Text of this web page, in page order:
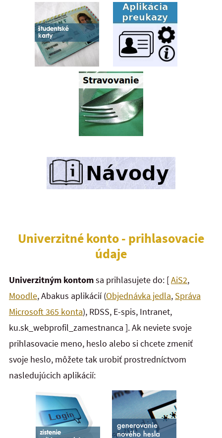
Univerzitné konto - prihlasovacie
údaje
Univerzitným kontomsa prihlasujete do: [AiS2,
Moodle, Abakus aplikácií (Objednávka jedla, Správa
Microsoft 365 konta), RDSS, E-spis, Intranet,
ku.sk_webprofil_zamestnanca ]. Ak neviete svoje
prihlasovacie meno, heslo alebo si chcete zmeniť
svoje heslo, môžete tak urobiť prostredníctvom
nasledujúcich aplikácií: